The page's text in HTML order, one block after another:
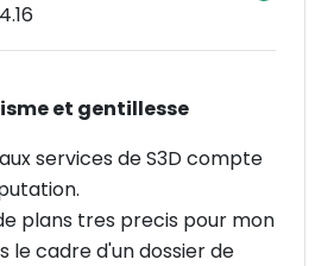
et gentillesse
services de S3D compte
plans tres precis pour mon
le cadre d'un dossier de